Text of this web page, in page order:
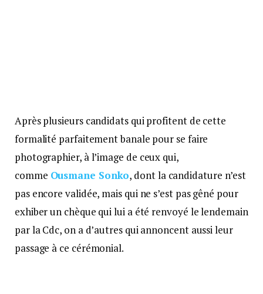
Après plusieurs candidats qui profitent de cette
formalité parfaitement banale pour se faire
photographier, à l’image de ceux qui,
comme Ousmane Sonko, dont la candidature n’est
pas encore validée, mais qui ne s’est pas gêné pour
exhiber un chèque qui lui a été renvoyé le lendemain
par la Cdc, on a d’autres qui annoncent aussi leur
passage à ce cérémonial.